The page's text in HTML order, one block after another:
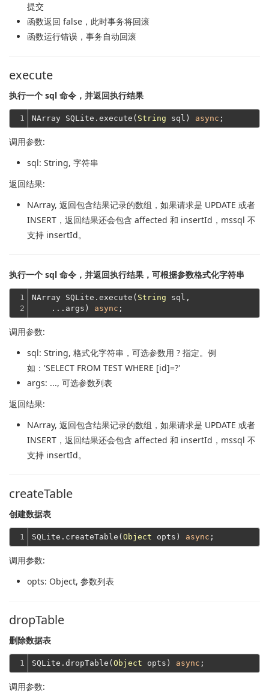
提交
函数返回 false，此时事务将回滚
函数运行错误，事务自动回滚
execute
执行一个 sql 命令，并返回执行结果
1 NArray SQLite.execute( String sql) async
调用参数:
sql: String, 字符串
返回结果:
NArray, 返回包含结果记录的数组，如果请求是 UPDATE 或者
INSERT，返回结果还会包含 affected 和 insertId，mssql 不
支持 insertId。
执行一个 sql 命令，并返回执行结果，可根据参数格式化字符串
1
2
NArray SQLite.execute( String sql,
    ...args)
async
调用参数:
sql: String, 格式化字符串，可选参数用 ? 指定。例
如：'SELECT FROM TEST WHERE [id]=?'
args: ..., 可选参数列表
返回结果:
NArray, 返回包含结果记录的数组，如果请求是 UPDATE 或者
INSERT，返回结果还会包含 affected 和 insertId，mssql 不
支持 insertId。
createTable
创建数据表
1 SQLite.createTable( Object opts) async
调用参数:
opts: Object, 参数列表
dropTable
删除数据表
1 SQLite.dropTable( Object opts) async
调用参数: